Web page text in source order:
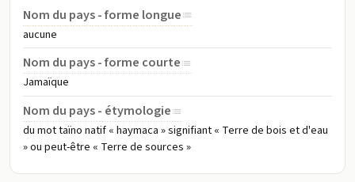
Nom du pays - forme longue
aucune
Nom du pays - forme courte
Jamaïque
Nom du pays - étymologie
du mot taïno natif « haymaca » signifiant « Terre de bois et d'eau
» ou peut-être « Terre de sources »